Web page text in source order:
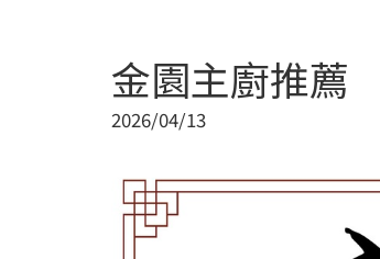
金園主廚推薦
2026/04/13